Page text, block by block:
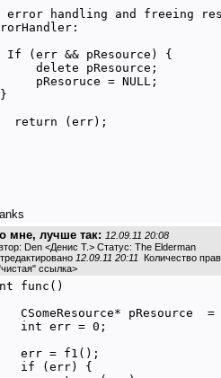
handling and freeing
If (err && pResource) {
delete pResource;
pResoruce = NULL;
return (err);
мне, лучше так: 12.09.11 20:08
Den <Денис Т.> Статус: The Elderman
12.09.11 20:11 Количество
ссылка>
func()
CSomeResource* pResource  =
int err = 0;
err = f1();
if (err) {